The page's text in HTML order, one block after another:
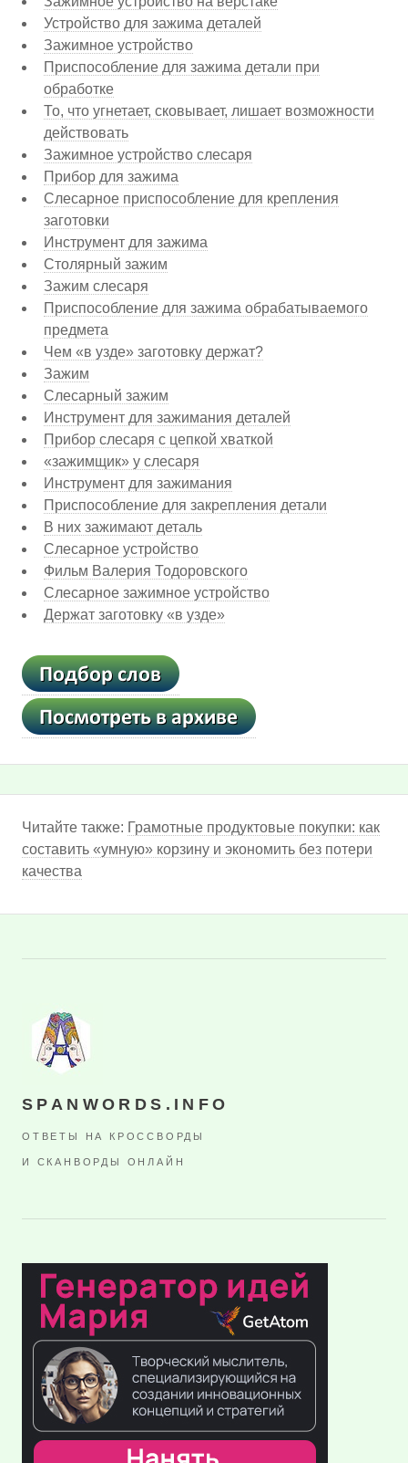
Устройство для зажима деталей
Зажимное устройство
Приспособление для зажима детали при
обработке
То, что угнетает, сковывает, лишает возможности
действовать
Зажимное устройство слесаря
Прибор для зажима
Слесарное приспособление для крепления
заготовки
Инструмент для зажима
Столярный зажим
Зажим слесаря
Приспособление для зажима обрабатываемого
предмета
Чем «в узде» заготовку держат?
Зажим
Слесарный зажим
Инструмент для зажимания деталей
Прибор слесаря с цепкой хваткой
«зажимщик» у слесаря
Инструмент для зажимания
Приспособление для закрепления детали
В них зажимают деталь
Слесарное устройство
Фильм Валерия Тодоровского
Слесарное зажимное устройство
Держат заготовку «в узде»
Читайте также: Грамотные продуктовые покупки: как
составить «умную» корзину и экономить без потери
качества
SPANWORDS.INFO
ОТВЕТЫ НА КРОССВОРДЫ
И СКАНВОРДЫ ОНЛАЙН